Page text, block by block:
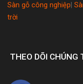
Sàn gỗ công nghiệp
trời
THEO DÕI CHÚNG